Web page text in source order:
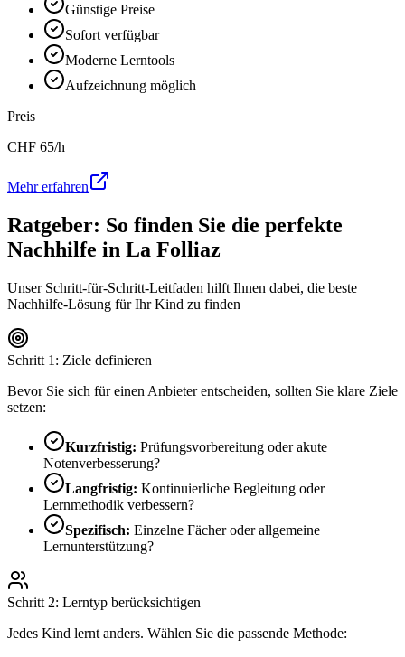
Günstige Preise
Sofort verfügbar
Moderne Lerntools
Aufzeichnung möglich
Preis
CHF 65/h
Mehr erfahren
Ratgeber: So finden Sie die perfekte
Nachhilfe in La Folliaz
Unser Schritt-für-Schritt-Leitfaden hilft Ihnen dabei, die beste
Nachhilfe-Lösung für Ihr Kind zu finden
Schritt 1: Ziele definieren
Bevor Sie sich für einen Anbieter entscheiden, sollten Sie klare Ziele
setzen:
Kurzfristig: Prüfungsvorbereitung oder akute
Notenverbesserung?
Langfristig: Kontinuierliche Begleitung oder
Lernmethodik verbessern?
Spezifisch: Einzelne Fächer oder allgemeine
Lernunterstützung?
Schritt 2: Lerntyp berücksichtigen
Jedes Kind lernt anders. Wählen Sie die passende Methode: